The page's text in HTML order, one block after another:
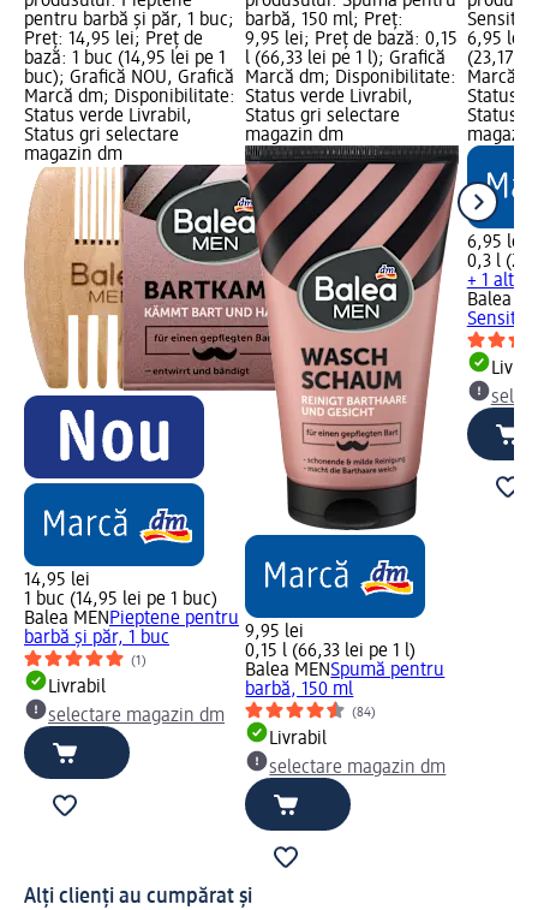
pentru barbă și păr, 1 buc;
Preț: 14,95 lei; Preț de
bază: 1 buc (14,95 lei pe 1
buc); Grafică NOU, Grafică
Marcă dm; Disponibilitate:
Status verde Livrabil,
Status gri selectare
magazin dm
14,95 lei
1 buc (14,95 lei pe 1 buc)
Balea MENPieptene pentru
barbă și păr, 1 buc
(1)
Livrabil
selectare magazin dm
barbă, 150 ml; Preț:
9,95 lei; Preț de bază: 0,15
l (66,33 lei pe 1 l); Grafică
Marcă dm; Disponibilitate:
Status verde Livrabil,
Status gri selectare
magazin dm
9,95 lei
0,15 l (66,33 lei pe 1 l)
Balea MENSpumă pentru
barbă, 150 ml
(84)
Livrabil
selectare magazin dm
6,95 lei;
(23,17
Marcă
Status
Status
6,95 lei
0,3 l
+ 1 altă
Balea
Alți clienți au cumpărat și